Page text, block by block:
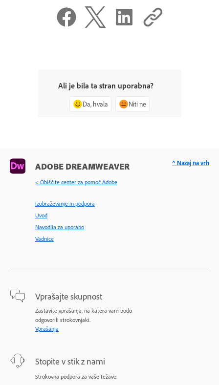
Ali je bila ta stran uporabna?
Da, hvala Niti ne
ADOBE DREAMWEAVER
< Obiščite center za pomoč Adobe
Izobraževanje in podpora
Uvod
Navodila za uporabo
Vadnice
Vprašajte skupnost
Zastavite vprašanja, na katera vam bodo
odgovorili strokovnjaki.
Vprašanja
Stopite v stik z nami
Strokovna podpora za vaše težave.
^ Nazaj na vrh